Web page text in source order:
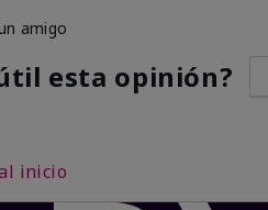
amigo
esta opinión?
inicio